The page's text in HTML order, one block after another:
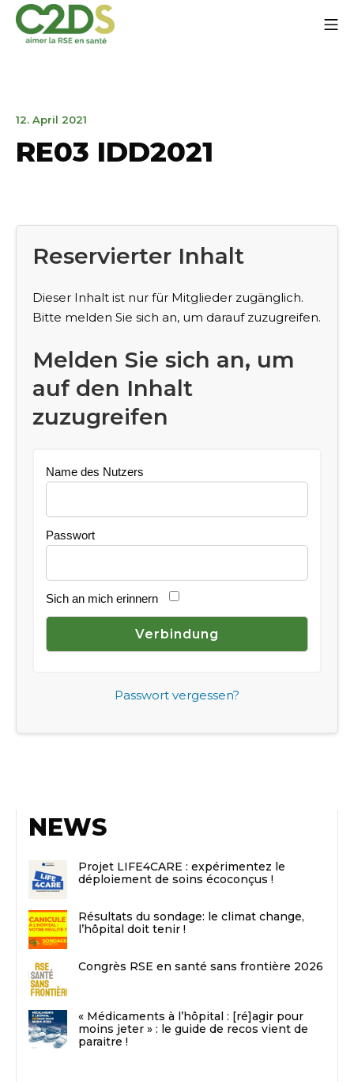
Zum
Inhalt
springen
12. April 2021
2021
RE03 IDD2021
Reservierter Inhalt
Dieser Inhalt ist nur für Mitglieder zugänglich.
Bitte melden Sie sich an, um darauf zuzugreifen.
Melden Sie sich an, um
auf den Inhalt
zuzugreifen
Name des Nutzers
Passwort
Sich an mich erinnern
Passwort vergessen?
NEWS
Projet LIFE4CARE : expérimentez le
déploiement de soins écoconçus !
Résultats du sondage: le climat change,
l’hôpital doit tenir !
Congrès RSE en santé sans frontière 2026
« Médicaments à l’hôpital : [ré]agir pour
moins jeter » : le guide de recos vient de
paraitre !